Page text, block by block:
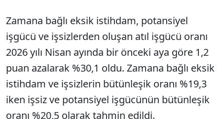
Zamana bağlı eksik istihdam, potansiyel
işgücü ve işsizlerden oluşan atıl işgücü oranı
2026 yılı Nisan ayında bir önceki aya göre 1,2
puan azalarak %30,1 oldu. Zamana bağlı eksik
istihdam ve işsizlerin bütünleşik oranı %19,3
iken işsiz ve potansiyel işgücünün bütünleşik
oranı %20,5 olarak tahmin edildi.